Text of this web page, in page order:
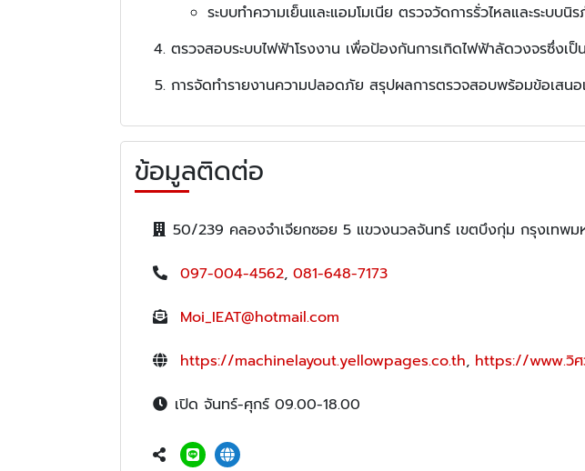
ระบบทำความเย็นและแอมโมเนีย ตรวจวัดการรั่วไหลและระบบนิ
ตรวจสอบระบบไฟฟ้าโรงงาน เพื่อป้องกันการเกิดไฟฟ้าลัดวงจรซึ่งเ
การจัดทำรายงานความปลอดภัย สรุปผลการตรวจสอบพร้อมข้อเสน
ข้อมูลติดต่อ
50/239 คลองจำเจียกซอย 5 แขวงนวลจันทร์ เขตบึงกุ่ม กรุงเทพม
097-004-4562, 081-648-7173
Moi_IEAT@hotmail.com
https://machinelayout.yellowpages.co.th, https://www.วิศ
เปิด จันทร์-ศุกร์ 09.00-18.00